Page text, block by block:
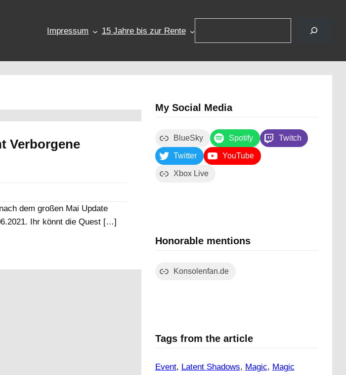
Impressum 15 Jahre bis zur Rente
Verborgene
dem großen Mai Update
Ihr könnt die Quest […]
My Social Media
BlueSky Spotify Twitch
Twitter YouTube
Xbox Live
Honorable mentions
Konsolenfan.de
Tags from the article
Event, Latent Shadows, Magic, Magic